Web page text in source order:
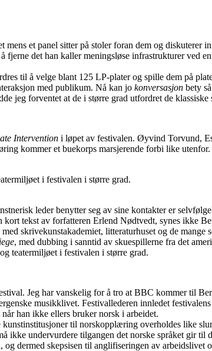
et panel sitter på stoler foran dem og diskuterer
det han kaller meningsløse infrastrukturer ved
til å velge blant 125 LP-plater og spille dem på
med publikum. Nå kan jo konversasjon bety
jeg forventet at de i større grad utfordret de
Intervention i løpet av festivalen. Øyvind Torvund,
kommer et buekorps marsjerende forbi like
i festivalen i større grad.
leder benytter seg av sine kontakter er
kort tekst av forfatteren Erlend Nødtvedt, synes ikke
skrivekunstakademiet, litteraturhuset og de mange
, med dubbing i sanntid av skuespillerne fra det
teatermiljøet i festivalen i større grad.
Jeg har vanskelig for å tro at BBC kommer til
musikklivet. Festivallederen innledet
han ikke ellers bruker norsk i arbeidet.
til norskopplæring overholdes like
ikke undervurdere tilgangen det norske språket gir
dermed skepsisen til anglifiseringen av